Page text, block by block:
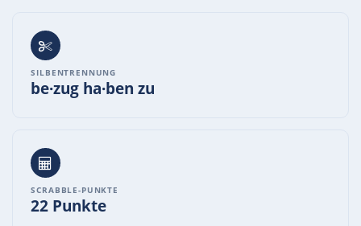
SILBENTRENNUNG
be·zug ha·ben zu
SCRABBLE-PUNKTE
22 Punkte